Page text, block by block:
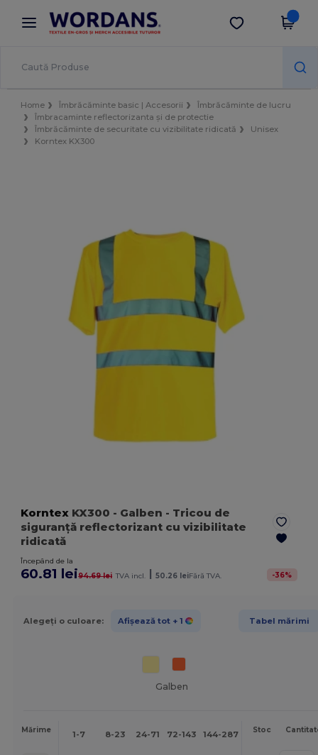
× Aplicația Wordans
Prețuri mai bune în aplicație!
Descarcă app
Home Îmbrăcăminte basic | Accesorii
Îmbrăcăminte de lucru
Îmbracaminte reflectorizanta și de protectie
Îmbrăcăminte de securitate cu vizibilitate ridicată
Unisex
Korntex KX300
Korntex KX300 - Galben - Tricou de
siguranță reflectorizant cu vizibilitate
ridicată
Începând de la
60.81 lei94.69 lei TVA incl. | 50.26 leiFără TVA. -36%
Alegeți o culoare: Afișează tot + 1 Tabel mărimi
Galben
Mărime 1-7 8-23 24-71 72-143 144-287 288 +
Mai
Stoc